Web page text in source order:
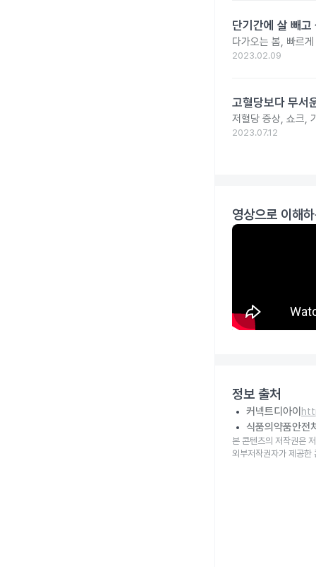
단기간에 살 빼
다가오는 봄, 빠르
2023.02.09
고혈당보다 무서
저혈당 증상, 쇼크,
2023.07.12
영상으로 이해
정보 출처
커넥트디아이
식품의약품안전
본 콘텐츠의 저작권은
외부저작권자가 제공한